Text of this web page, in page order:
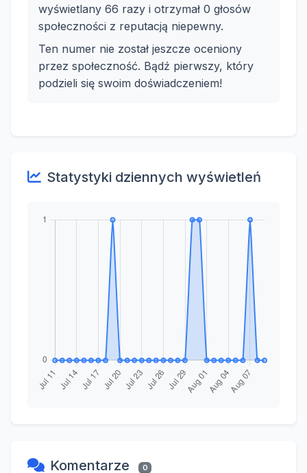
wyświetlany 66 razy i otrzymał 0 głosów
społeczności z reputacją niepewny.
Ten numer nie został jeszcze oceniony
przez społeczność. Bądź pierwszy, który
podzieli się swoim doświadczeniem!
Statystyki dziennych wyświetleń
Komentarze 0